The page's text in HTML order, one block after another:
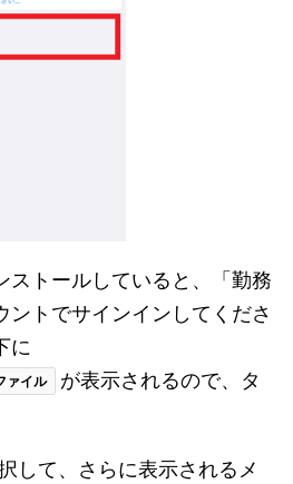
ストールしていると、「勤務
ントでサインインしてくださ
に
ァイル
が表示されるので、タ
して、さらに表示されるメ